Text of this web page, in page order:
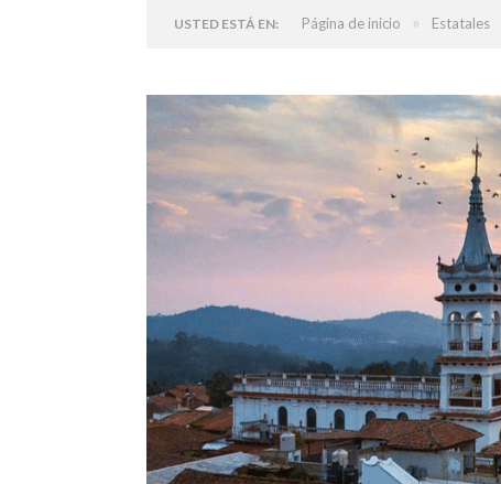
USTED ESTÁ EN: Página de inicio » Estatales